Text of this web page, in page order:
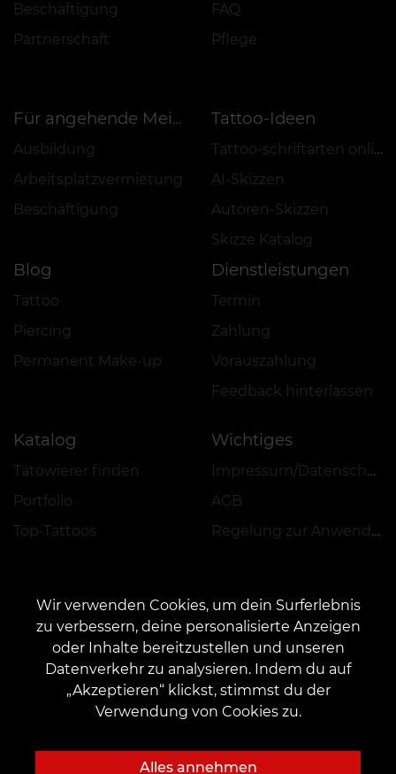
Beschäftigung
Partnerschaft
FAQ
Pflege
Für angehende Meister
Ausbildung
Arbeitsplatzvermietung
Beschäftigung
Tattoo-Ideen
Tattoo-schriftarten online
AI-Skizzen
Autoren-Skizzen
Skizze Katalog
Blog
Tattoo
Piercing
Permanent Make-up
Dienstleistungen
Termin
Zahlung
Vorauszahlung
Feedback hinterlassen
Katalog
Tätowierer finden
Portfolio
Top-Tattoos
Wichtiges
Impressum/Datenschutz
AGB
Regelung zur Anwendung von Aktionen, Rabatten und VEAN COINS
KONTAKT
Kontaktieren Sie uns: customers@vean-tattoo.de
Zusammenarbeit: marketing.veantattoo@gmail.com
Rufen Sie uns an oder mailen Sie uns für eine kostenlose Beratung::
Wir verwenden Cookies, um dein Surferlebnis
zu verbessern, deine personalisierte Anzeigen
oder Inhalte bereitzustellen und unseren
Datenverkehr zu analysieren. Indem du auf
„Akzeptieren“ klickst, stimmst du der
Verwendung von Cookies zu.
Alles annehmen